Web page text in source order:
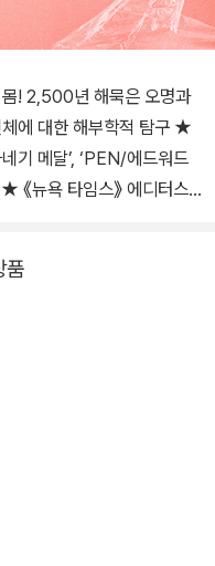
과
에 대한 해부학적 탐구 ★
기 메달’, ‘PEN/에드워드
《뉴욕 타임스》 에디터스
가장 정확한 안내서가 도착
류 절반의 몸에 대한 오해를
용(《이토록 굉장한 세계》
구성, 자궁이 기능하는 방식
알 수 없었던 걸까? 아기가
? 여성을 한 인간으로 연
라테스부터 여성을 수동적
멸했던 프로이트까지, 과
품